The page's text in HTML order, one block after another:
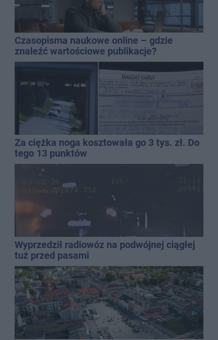
Czasopisma naukowe online – gdzie
znaleźć wartościowe publikacje?
Za ciężka noga kosztowała go 3 tys. zł. Do
tego 13 punktów
Wyprzedził radiowóz na podwójnej ciągłej
tuż przed pasami